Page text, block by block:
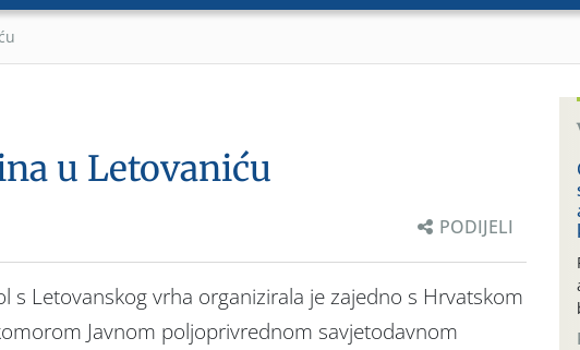
u Letovaniću
PODIJELI
s Letovanskog vrha organizirala je zajedno s Hrvatskom
Javnom poljoprivrednom savjetodavnom